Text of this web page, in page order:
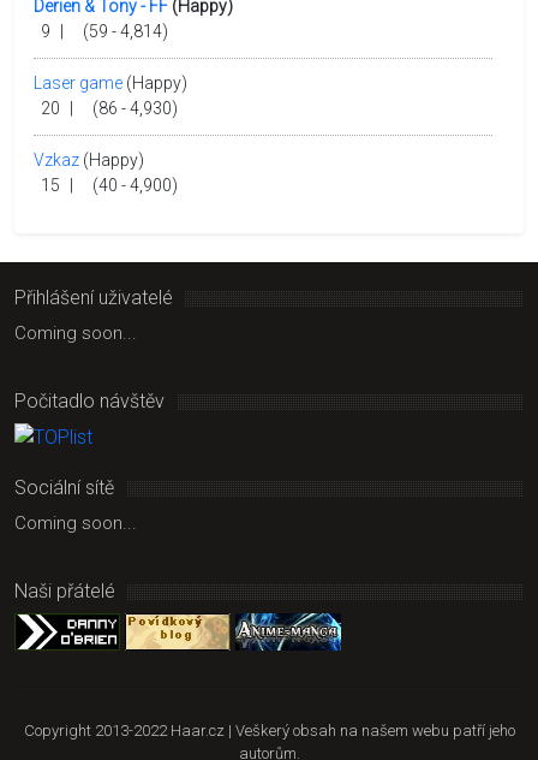
Derien & Tony - FF (Happy)
9
(59 - 4,814)
Laser game (Happy)
20
(86 - 4,930)
Vzkaz (Happy)
15
(40 - 4,900)
Přihlášení uživatelé
Coming soon...
Počitadlo návštěv
Sociální sítě
Coming soon...
Naši přátelé
Copyright 2013-2022 Haar.cz | Veškerý obsah na našem webu patří jeho
autorům.